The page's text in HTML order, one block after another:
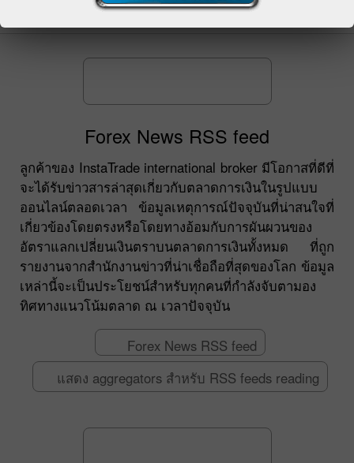
Forex News RSS feed
ลูกค้าของ InstaTrade international broker มีโอกาสที่ดีที่
จะได้รับข่าวสารล่าสุดเกี่ยวกับตลาดการเงินในรูปแบบ
ออนไลน์ตลอดเวลา ข้อมูลเหตุการณ์ปัจจุบันที่น่าสนใจที่
เกี่ยวข้องโดยตรงหรือโดยทางอ้อมกับการผันผวนของ
อัตราแลกเปลี่ยนเงินตราบนตลาดการเงินทั้งหมด ที่ถูก
รายงานจากสำนักงานข่าวที่น่าเชื่อถือที่สุดของโลก ข้อมูล
เหล่านี้จะเป็นประโยชน์สำหรับทุกคนที่กำลังจับตามอง
ทิศทางแนวโน้มตลาด ณ เวลาปัจจุบัน
Forex News RSS feed
แสดง aggregators สำหรับ RSS feeds reading